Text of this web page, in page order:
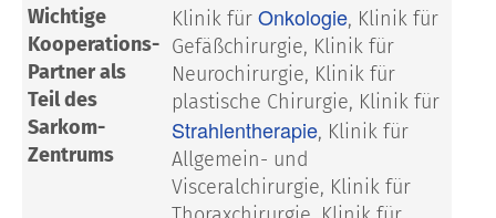
Wichtige
Kooperations-
Partner als
Teil des
Sarkom-
Zentrums
Klinik für Onkologie, Klinik für
Gefäßchirurgie, Klinik für
Neurochirurgie, Klinik für
plastische Chirurgie, Klinik für
Strahlentherapie, Klinik für
Allgemein- und
Visceralchirurgie, Klinik für